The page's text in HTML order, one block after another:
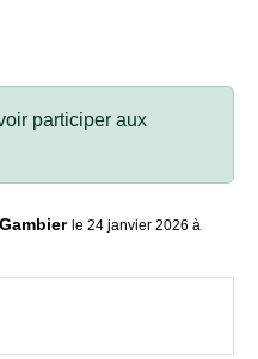
participer aux
le 24 janvier 2026 à